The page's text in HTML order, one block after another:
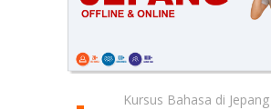
Kursus Bahasa di